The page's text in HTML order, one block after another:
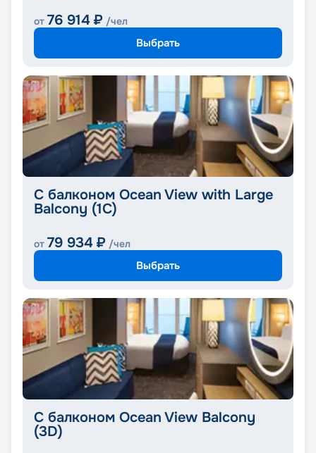
от 76 914 ₽ /чел
Выбрать
С балконом Ocean View with Large
Balcony (1C)
от 79 934 ₽ /чел
Выбрать
С балконом Ocean View Balcony
(3D)